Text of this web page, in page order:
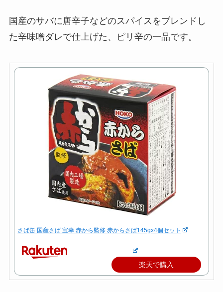
国産のサバに唐辛子などのスパイスをブレンドし
た辛味噌ダレで仕上げた、ピリ辛の一品です。
さば缶 国産さば 宝幸 赤から監修 赤からさば145gx4個セット
楽天で購入